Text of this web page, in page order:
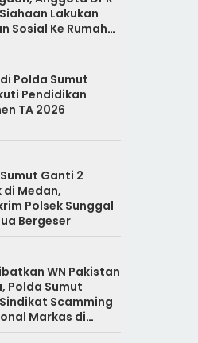
Lakukan
Sosial Ke Rumah
Polda Sumut
Pendidikan
TA 2026
Ganti 2
di Medan,
Polsek Sunggal
Bergeser
WN Pakistan
Polda Sumut
Scamming
Markas di
Podomoro